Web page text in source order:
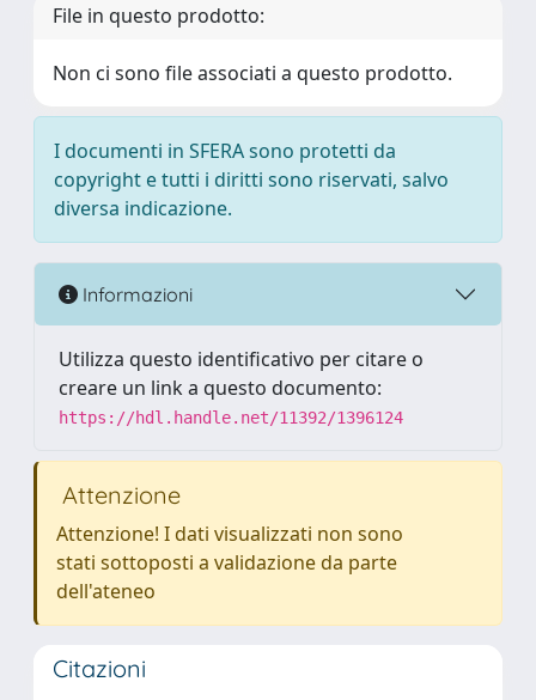
File in questo prodotto:
Non ci sono file associati a questo prodotto.
I documenti in SFERA sono protetti da
copyright e tutti i diritti sono riservati, salvo
diversa indicazione.
Informazioni
Utilizza questo identificativo per citare o
creare un link a questo documento:
https://hdl.handle.net/11392/1396124
Attenzione
Attenzione! I dati visualizzati non sono
stati sottoposti a validazione da parte
dell'ateneo
Citazioni